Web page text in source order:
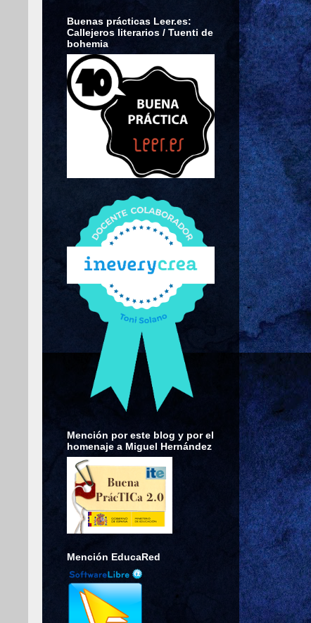
Buenas prácticas Leer.es:
Callejeros literarios / Tuenti de
bohemia
Mención por este blog y por el
homenaje a Miguel Hernández
Mención EducaRed